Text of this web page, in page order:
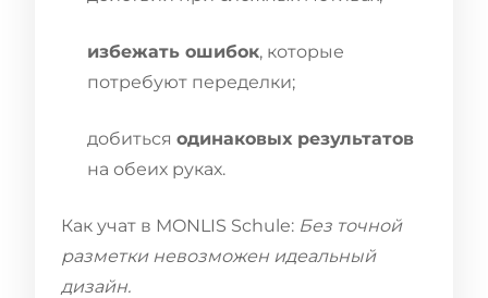
избежать ошибок, которые
потребуют переделки;
добиться одинаковых результатов
на обеих руках.
Как учат в MONLIS Schule: Без точной
разметки невозможен идеальный
дизайн.